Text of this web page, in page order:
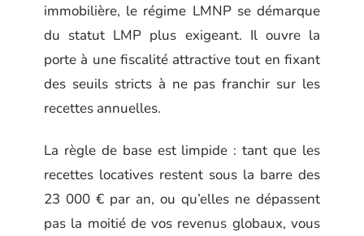
immobilière, le régime LMNP se démarque
du statut LMP plus exigeant. Il ouvre la
porte à une fiscalité attractive tout en fixant
des seuils stricts à ne pas franchir sur les
recettes annuelles.
La règle de base est limpide : tant que les
recettes locatives restent sous la barre des
23 000 € par an, ou qu’elles ne dépassent
pas la moitié de vos revenus globaux, vous